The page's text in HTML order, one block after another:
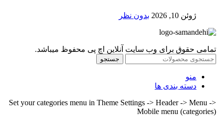
ژوئن 10, 2026 بدون نظر
تمامی حقوق برای وب سایت آنلاین اچ پی محفوظ میباشد.
جستجو
منو
دسته بندی ها
Set your categories menu in Theme Settings -> Header -> Menu ->
Mobile menu (categories)